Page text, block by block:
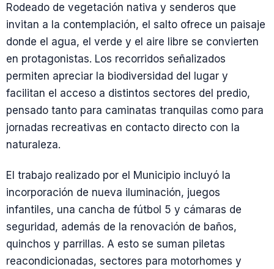
Rodeado de vegetación nativa y senderos que
invitan a la contemplación, el salto ofrece un paisaje
donde el agua, el verde y el aire libre se convierten
en protagonistas. Los recorridos señalizados
permiten apreciar la biodiversidad del lugar y
facilitan el acceso a distintos sectores del predio,
pensado tanto para caminatas tranquilas como para
jornadas recreativas en contacto directo con la
naturaleza.
El trabajo realizado por el Municipio incluyó la
incorporación de nueva iluminación, juegos
infantiles, una cancha de fútbol 5 y cámaras de
seguridad, además de la renovación de baños,
quinchos y parrillas. A esto se suman piletas
reacondicionadas, sectores para motorhomes y